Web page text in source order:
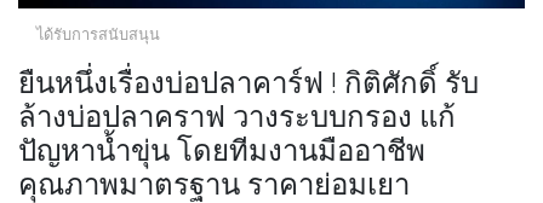
ได้รับการสนับสนุน
ยืนหนึ่งเรื่องบ่อปลาคาร์ฟ ! กิติศักดิ์ รับ
ล้างบ่อปลาคราฟ วางระบบกรอง แก้
ปัญหาน้ำขุ่น โดยทีมงานมืออาชีพ
คุณภาพมาตรฐาน ราคาย่อมเยา